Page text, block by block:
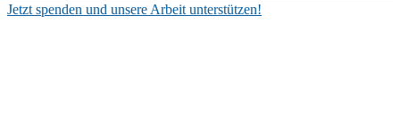
Jetzt spenden und unsere Arbeit unterstützen!